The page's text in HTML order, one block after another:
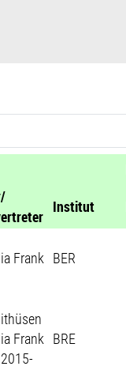
Institut
Frank BER
Frank
BRE